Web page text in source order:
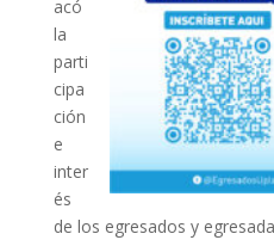
acó
la
parti
cipa
ción
e
inter
és
de los egresados y